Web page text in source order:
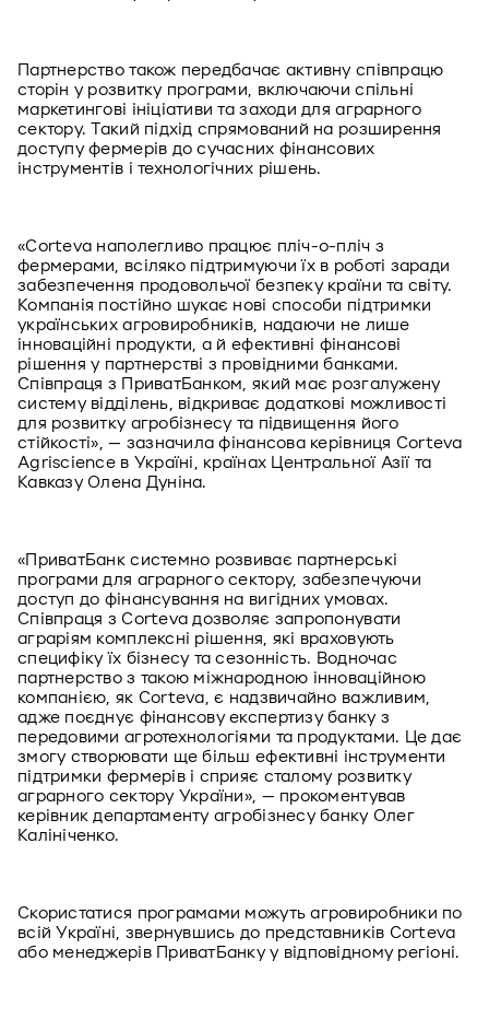
Партнерство також передбачає активну співпрацю
сторін у розвитку програми, включаючи спільні
маркетингові ініціативи та заходи для аграрного
сектору. Такий підхід спрямований на розширення
доступу фермерів до сучасних фінансових
інструментів і технологічних рішень.
«Corteva наполегливо працює пліч-о-пліч з
фермерами, всіляко підтримуючи їх в роботі заради
забезпечення продовольчої безпеку країни та світу.
Компанія постійно шукає нові способи підтримки
українських агровиробників, надаючи не лише
інноваційні продукти, а й ефективні фінансові
рішення у партнерстві з провідними банками.
Співпраця з ПриватБанком, який має розгалужену
систему відділень, відкриває додаткові можливості
для розвитку агробізнесу та підвищення його
стійкості», — зазначила фінансова керівниця Corteva
Agriscience в Україні, країнах Центральної Азії та
Кавказу Олена Дуніна.
«ПриватБанк системно розвиває партнерські
програми для аграрного сектору, забезпечуючи
доступ до фінансування на вигідних умовах.
Співпраця з Corteva дозволяє запропонувати
аграріям комплексні рішення, які враховують
специфіку їх бізнесу та сезонність. Водночас
партнерство з такою міжнародною інноваційною
компанією, як Corteva, є надзвичайно важливим,
адже поєднує фінансову експертизу банку з
передовими агротехнологіями та продуктами. Це дає
змогу створювати ще більш ефективні інструменти
підтримки фермерів і сприяє сталому розвитку
аграрного сектору України», — прокоментував
керівник департаменту агробізнесу банку Олег
Калініченко.
Скористатися програмами можуть агровиробники по
всій Україні, звернувшись до представників Corteva
або менеджерів ПриватБанку у відповідному регіоні.